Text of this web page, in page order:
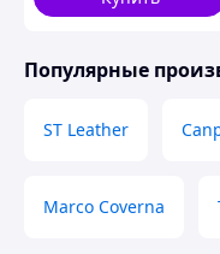
Популярные
ST Leather
Marco Coverna